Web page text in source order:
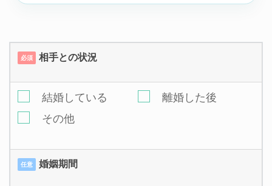
必須 相手との状況
結婚している
離婚した後
その他
任意 婚姻期間